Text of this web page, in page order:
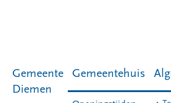
Gemeente
Diemen
Gemeentehuis